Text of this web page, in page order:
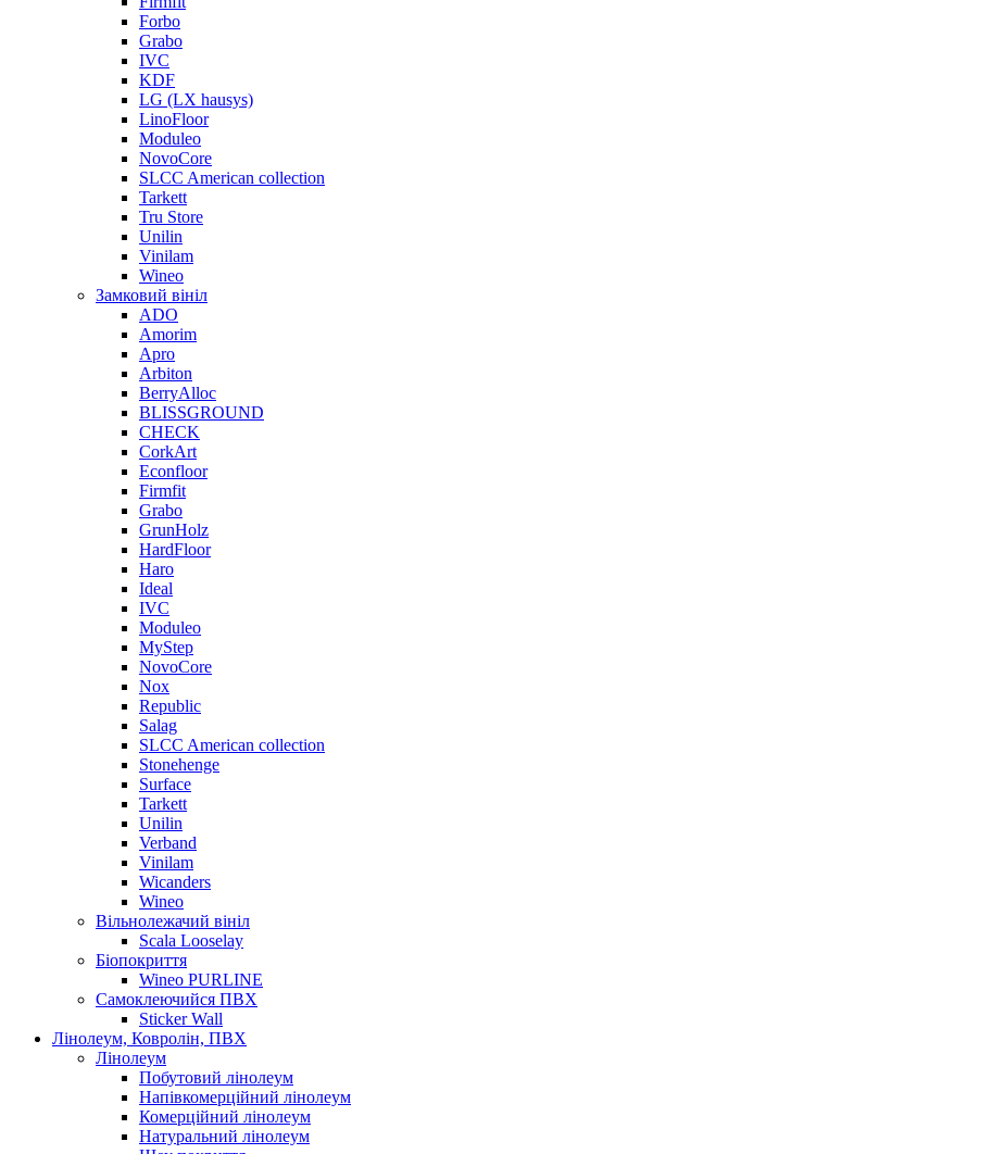
Forbo
Grabo
IVC
KDF
LG (LX hausys)
LinoFloor
Moduleo
NovoCore
SLCC American collection
Tarkett
Tru Store
Unilin
Vinilam
Wineo
Замковий вініл
ADO
Amorim
Apro
Arbiton
BerryAlloc
BLISSGROUND
CHECK
CorkArt
Econfloor
Firmfit
Grabo
GrunHolz
HardFloor
Haro
Ideal
IVC
Moduleo
MyStep
NovoCore
Nox
Republic
Salag
SLCC American collection
Stonehenge
Surface
Tarkett
Unilin
Verband
Vinilam
Wicanders
Wineo
Вільнолежачий вініл
Scala Looselay
Біопокриття
Wineo PURLINE
Самоклеючийся ПВХ
Sticker Wall
Лінолеум, Ковролін, ПВХ
Лінолеум
Побутовий лінолеум
Напівкомерційний лінолеум
Комерційний лінолеум
Натуральний лінолеум